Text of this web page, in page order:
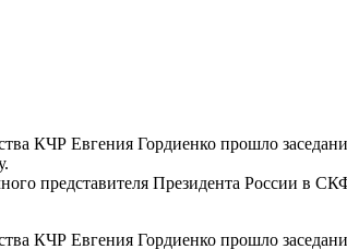
КЧР Евгения Гордиенко прошло
представителя Президента России в
КЧР Евгения Гордиенко прошло